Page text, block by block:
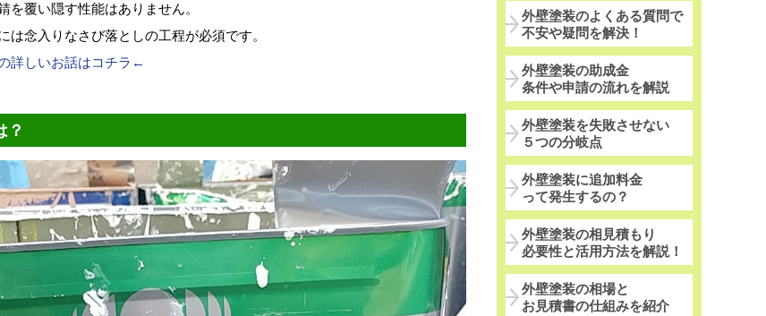
を覆い隠す性能はありません。
は念入りなさび落としの工程が必須です。
詳しいお話はコチラ←
？
外壁塗装のよくある質問で
不安や疑問を解決！
外壁塗装の助成金
条件や申請の流れを解説
外壁塗装を失敗させない
５つの分岐点
外壁塗装に追加料金
って発生するの？
外壁塗装の相見積もり
必要性と活用方法を解説！
外壁塗装の相場と
お見積書の仕組みを紹介